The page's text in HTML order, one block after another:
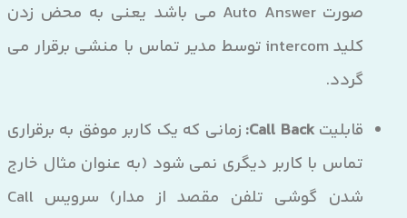
صورت Auto Answer می باشد یعنی به محض زدن
کلید intercom توسط مدیر تماس با منشی برقرار می
گردد.
قابلیتCall Back: زمانی که یک کاربر موفق به برقراری
تماس با کاربر دیگری نمی شود (به عنوان مثال خارج
شدن گوشی تلفن مقصد از مدار) سرویس Call